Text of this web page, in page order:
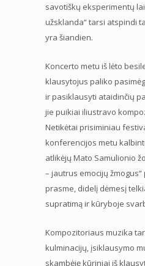
savotiškų eksperimentų
užsklanda“ tarsi atspindi
yra šiandien.
Koncerto metu iš lėto
klausytojus paliko
ir pasiklausyti ataidinčių
jie puikiai iliustravo
Netikėtai prisiminiau
konferencijos metu
atlikėjų Mato Samulionio
– jautrus emocijų
prasme, didelį dėmesį
supratimą ir kūryboje
Kompozitoriaus muzika
kulminacijų, įsiklausymo
skambėję kūriniai iš